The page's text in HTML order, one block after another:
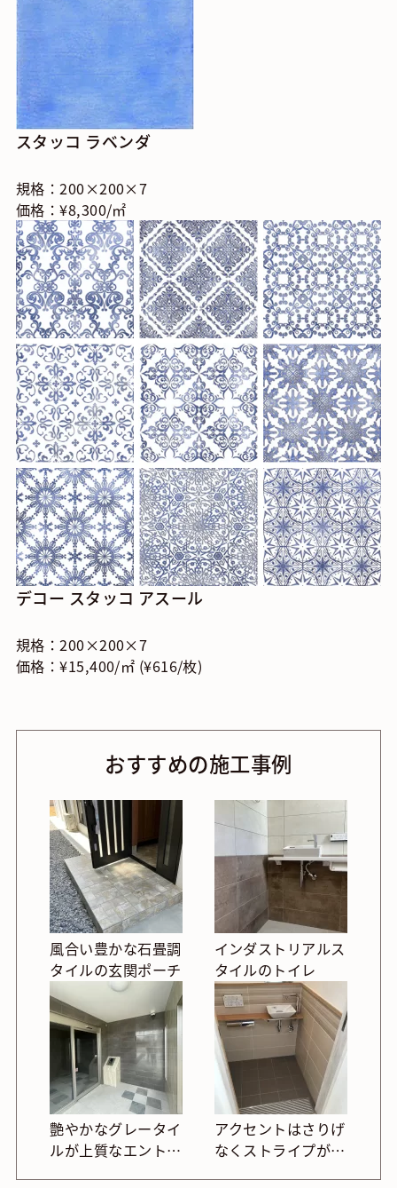
スタッコ ラベンダ
規格：200×200×7
価格：¥8,300/㎡
デコー スタッコ アスール
規格：200×200×7
価格：¥15,400/㎡ (¥616/枚)
おすすめの施工事例
風合い豊かな石畳調
タイルの玄関ポーチ
インダストリアルス
タイルのトイレ
艶やかなグレータイ
ルが上質なエントラ
アクセントはさりげ
なくストライプが映